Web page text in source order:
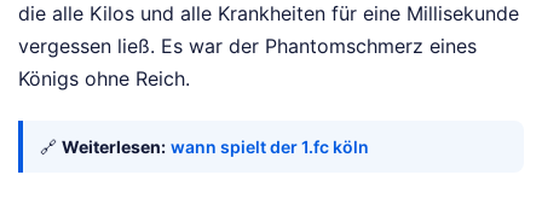
die alle Kilos und alle Krankheiten für eine Millisekunde
vergessen ließ. Es war der Phantomschmerz eines
Königs ohne Reich.
🔗 Weiterlesen: wann spielt der 1.fc köln